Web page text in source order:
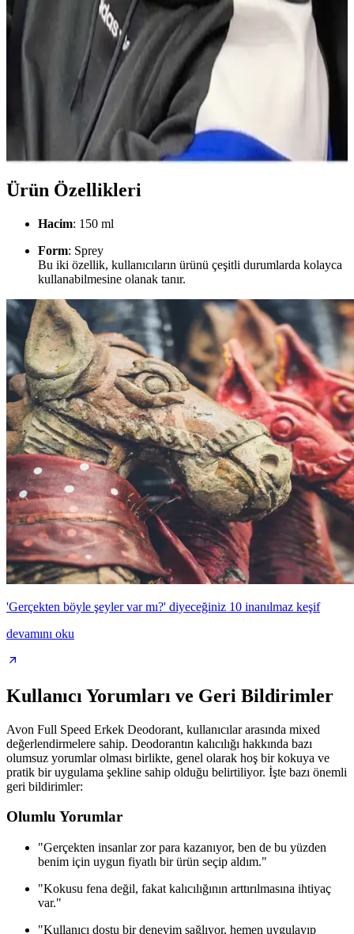
Baharatlı erkek kokuları, sıcak ve yoğun aromalarıyla öne çıkarak,
Mad P102 gibi ürünlerle kendine güven ve çekicilik sağlar, günlük
ve özel kullanım için ideal seçenekler sunar.
Erkekler İçin Kestane Saç Renginin Doğal Çekiciliği
ve Bakım İpuçları
Kestane saç rengi, doğal görünüm ve bakım kolaylığı sunar. Uygun
ürünler ve bakım ipuçlarıyla saçlarınızın parlak ve sağlıklı kalmasını
sağlayabilirsiniz.
Ürün Özellikleri
Hacim: 150 ml
Form: Sprey
Bu iki özellik, kullanıcıların ürünü çeşitli durumlarda kolayca
kullanabilmesine olanak tanır.
'Gerçekten böyle şeyler var mı?' diyeceğiniz 10 inanılmaz keşif
devamını oku
Kullanıcı Yorumları ve Geri Bildirimler
Avon Full Speed Erkek Deodorant, kullanıcılar arasında mixed
değerlendirmelere sahip. Deodorantın kalıcılığı hakkında bazı
olumsuz yorumlar olması birlikte, genel olarak hoş bir kokuya ve
pratik bir uygulama şekline sahip olduğu belirtiliyor. İşte bazı önemli
geri bildirimler:
Olumlu Yorumlar
"Gerçekten insanlar zor para kazanıyor, ben de bu yüzden
benim için uygun fiyatlı bir ürün seçip aldım."
"Kokusu fena değil, fakat kalıcılığının arttırılmasına ihtiyaç
var."
"Kullanıcı dostu bir deneyim sağlıyor, hemen uygulayıp